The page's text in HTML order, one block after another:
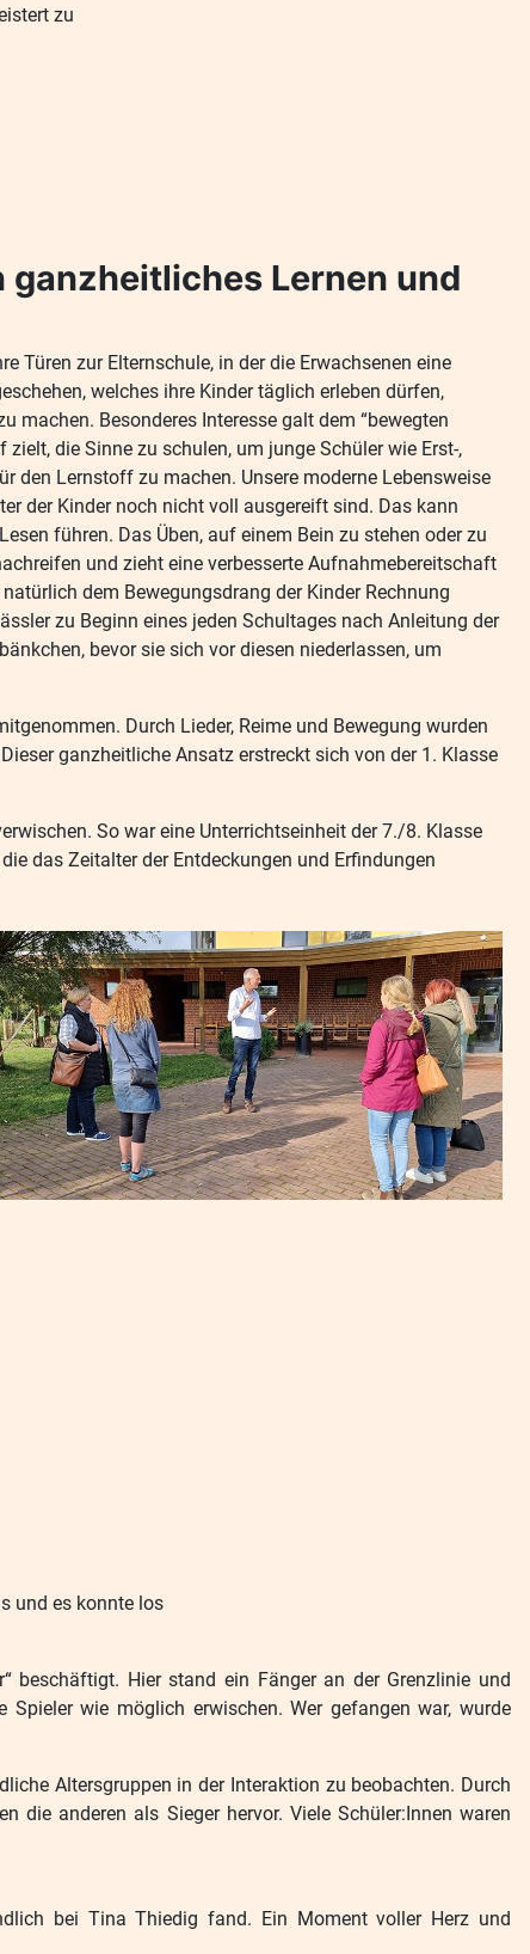
zu
Lernen und
Türen zur Elternschule, in der die Erwachsenen eine
welches ihre Kinder täglich erleben dürfen,
machen. Besonderes Interesse galt dem “bewegten
die Sinne zu schulen, um junge Schüler wie Erst-,
den Lernstoff zu machen. Unsere moderne Lebensweise
der Kinder noch nicht voll ausgereift sind. Das kann
führen. Das Üben, auf einem Bein zu stehen oder zu
und zieht eine verbesserte Aufnahmebereitschaft
dem Bewegungsdrang der Kinder Rechnung
zu Beginn eines jeden Schultages nach Anleitung der
bevor sie sich vor diesen niederlassen, um
Durch Lieder, Reime und Bewegung wurden
ganzheitliche Ansatz erstreckt sich von der 1. Klasse
So war eine Unterrichtseinheit der 7./8. Klasse
das Zeitalter der Entdeckungen und Erfindungen
und es konnte los
beschäftigt. Hier stand ein Fänger an der Grenzlinie und
wie möglich erwischen. Wer gefangen war, wurde
Altersgruppen in der Interaktion zu beobachten. Durch
die anderen als Sieger hervor. Viele Schüler:Innen waren
bei Tina Thiedig fand. Ein Moment voller Herz und